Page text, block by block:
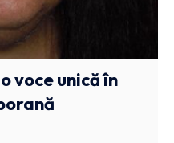
voce unică în